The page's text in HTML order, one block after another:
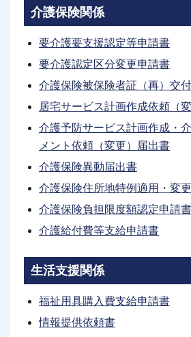
介護保険関係
要介護要支援認定等申請書
要介護認定区分変更申請書
介護保険被保険者証（再）交
居宅サービス計画作成依頼（
介護予防サービス計画作成・
メント依頼（変更）届出書
介護保険異動届出書
介護保険住所地特例適用・変
介護保険負担限度額認定申請書
介護給付費等支給申請書
生活支援関係
福祉用具購入費支給申請書
情報提供依頼書